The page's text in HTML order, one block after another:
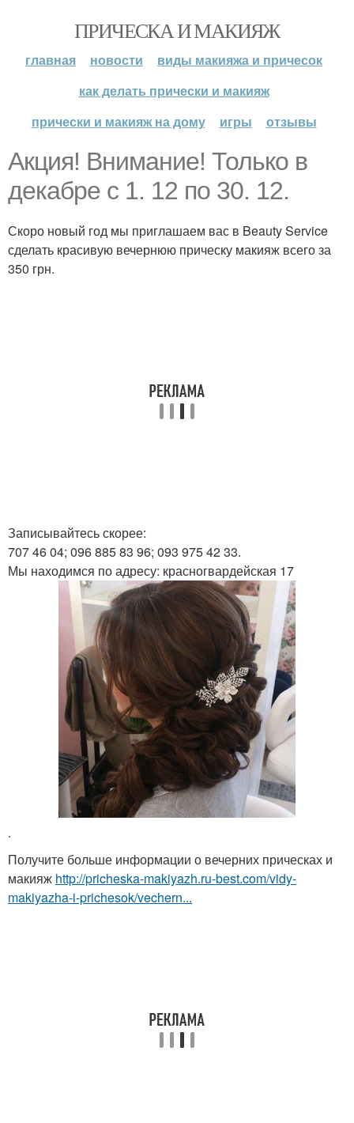
ПРИЧЕСКА И МАКИЯЖ
главная новости
виды макияжа и причесок
как делать прически и макияж
прически и макияж на дому
игры отзывы
Акция! Внимание! Только в
декабре с 1. 12 по 30. 12.
Скоро новый год мы приглашаем вас в Beauty Service
сделать красивую вечернюю прическу макияж всего за
350 грн.
Записывайтесь скорее:
707 46 04; 096 885 83 96; 093 975 42 33.
Мы находимся по адресу: красногвардейская 17
.
Получите больше информации о вечерних прическах и
макияж http://pricheska-makiyazh.ru-best.com/vidy-
makiyazha-i-prichesok/vechern...